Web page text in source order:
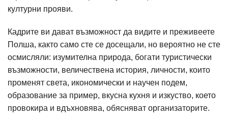
културни прояви.
Кадрите ви дават възможност да видите и преживеете
Полша, както само сте се досещали, но вероятно не сте
осмисляли: изумителна природа, богати туристически
възможности, величествена история, личности, които
променят света, икономически и научен подем,
образование за пример, вкусна кухня и изкуство, което
провокира и вдъхновява, обясняват организаторите.